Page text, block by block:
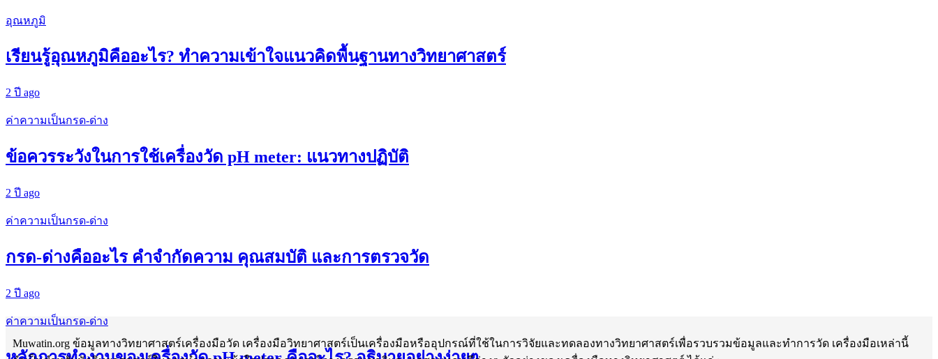
อุณหภูมิ
เรียนรู้อุณหภูมิคืออะไร? ทำความเข้าใจแนวคิดพื้นฐานทางวิทยาศาสตร์
2 ปี ago
ค่าความเป็นกรด-ด่าง
ข้อควรระวังในการใช้เครื่องวัด pH meter: แนวทางปฏิบัติ
2 ปี ago
ค่าความเป็นกรด-ด่าง
กรด-ด่างคืออะไร คำจำกัดความ คุณสมบัติ และการตรวจวัด
2 ปี ago
ค่าความเป็นกรด-ด่าง
Muwatin.org ข้อมูลทางวิทยาศาสตร์เครื่องมือวัด เครื่องมือวิทยาศาสตร์เป็นเครื่องมือหรืออุปกรณ์ที่ใช้ในการวิจัยและทดลองทางวิทยาศาสตร์เพื่อรวบรวมข้อมูลและทำการวัด เครื่องมือเหล่านี้